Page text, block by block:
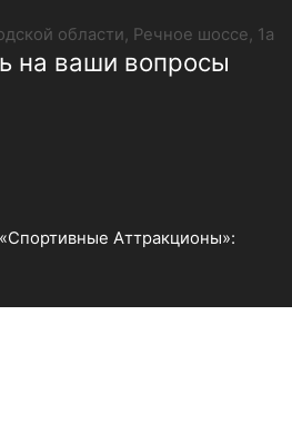
области, Речное шоссе, 1а
на ваши вопросы
Аттракционы»: